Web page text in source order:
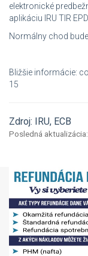
elektronické
aplikáciu IRU TIR EPD.
Normálny chod
Bližšie informácie:
15
Zdroj: IRU, ECB
Posledná